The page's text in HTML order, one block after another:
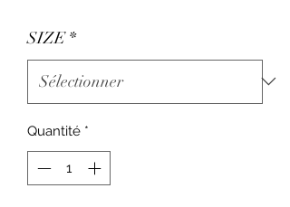
SIZE *
Quantité *